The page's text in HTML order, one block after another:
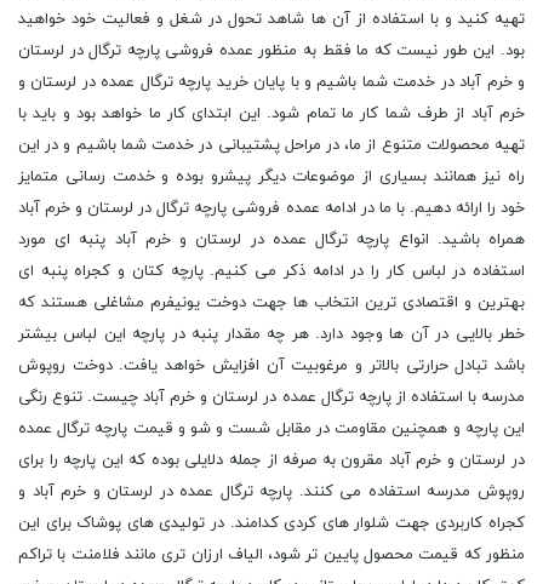
تهیه کنید و با استفاده از آن ها شاهد تحول در شغل و فعالیت خود خواهید
بود. این طور نیست که ما فقط به منظور عمده فروشی پارچه ترگال در لرستان
و خرم آباد در خدمت شما باشیم و با پایان خرید پارچه ترگال عمده در لرستان و
خرم آباد از طرف شما کار ما تمام شود. این ابتدای کار ما خواهد بود و باید با
تهیه محصولات متنوع از ما، در مراحل پشتیبانی در خدمت شما باشیم و در این
راه نیز همانند بسیاری از موضوعات دیگر پیشرو بوده و خدمت رسانی متمایز
خود را ارائه دهیم. با ما در ادامه عمده فروشی پارچه ترگال در لرستان و خرم آباد
همراه باشید. انواع پارچه ترگال عمده در لرستان و خرم آباد پنبه ای مورد
استفاده در لباس کار را در ادامه ذکر می کنیم. پارچه کتان و کجراه پنبه ای
بهترین و اقتصادی ترین انتخاب ها جهت دوخت یونیفرم مشاغلی هستند که
خطر بالایی در آن ها وجود دارد. هر چه مقدار پنبه در پارچه این لباس بیشتر
باشد تبادل حرارتی بالاتر و مرغوبیت آن افزایش خواهد یافت. دوخت روپوش
مدرسه با استفاده از پارچه ترگال عمده در لرستان و خرم آباد چیست. تنوع رنگی
این پارچه و همچنین مقاومت در مقابل شست و شو و قیمت پارچه ترگال عمده
در لرستان و خرم آباد مقرون به صرفه از جمله دلایلی بوده که این پارچه را برای
روپوش مدرسه استفاده می کنند. پارچه ترگال عمده در لرستان و خرم آباد و
کجراه کاربردی جهت شلوار های کردی کدامند. در تولیدی های پوشاک برای این
منظور که قیمت محصول پایین تر شود، الیاف ارزان تری مانند فلامنت با تراکم